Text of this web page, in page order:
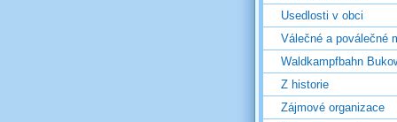
Usedlosti v obci
Válečné a poválečné
Waldkampfbahn
Z historie
Zájmové organizace